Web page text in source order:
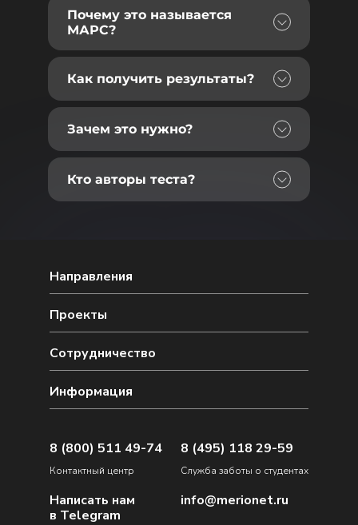
Почему это называется
МАРС?
Как получить результаты?
Зачем это нужно?
Кто авторы теста?
Направления
Сотрудничество
Проекты
Информация
8 (800) 511 49-74
Контактный центр
Написать нам
в Telegram
8 (495) 118 29-59
Служба заботы о студентах
info@merionet.ru